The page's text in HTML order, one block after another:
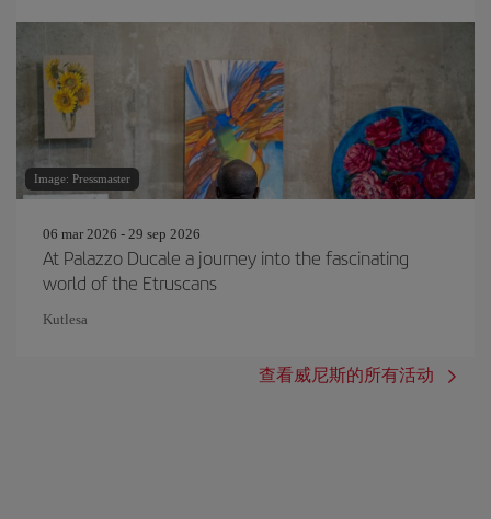
Image: Pressmaster
06 mar 2026 - 29 sep 2026
At Palazzo Ducale a journey into the fascinating
world of the Etruscans
Kutlesa
查看威尼斯的所有活动